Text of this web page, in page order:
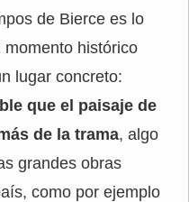
de Bierce es lo
histórico
lugar concreto:
que el paisaje de
de la trama, algo
grandes obras
como por ejemplo